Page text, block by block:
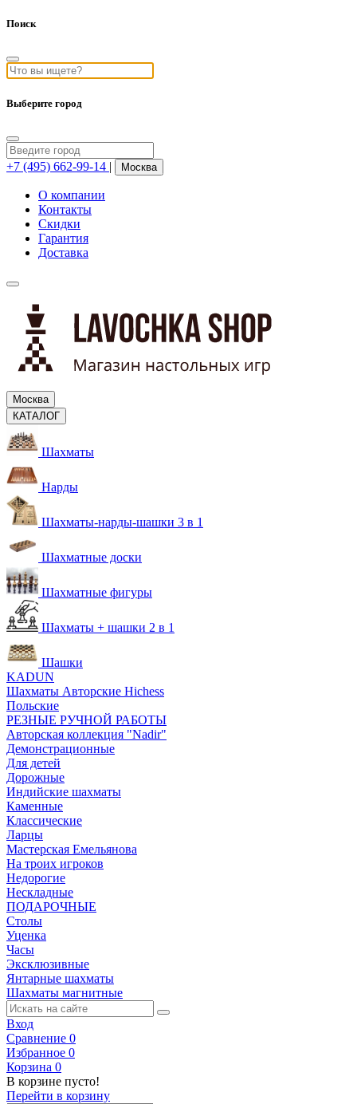
Поиск
Выберите город
+7 (495) 662-99-14 | Москва
О компании
Контакты
Скидки
Гарантия
Доставка
Москва
КАТАЛОГ
Шахматы
Нарды
Шахматы-нарды-шашки 3 в 1
Шахматные доски
Шахматные фигуры
Шахматы + шашки 2 в 1
Шашки
KADUN
Шахматы Авторские Hichess
Польские
РЕЗНЫЕ РУЧНОЙ РАБОТЫ
Авторская коллекция "Nadir"
Демонстрационные
Для детей
Дорожные
Индийские шахматы
Каменные
Классические
Ларцы
Мастерская Емельянова
На троих игроков
Недорогие
Нескладные
ПОДАРОЧНЫЕ
Столы
Уценка
Часы
Эксклюзивные
Янтарные шахматы
Шахматы магнитные
Вход
Сравнение 0
Избранное 0
Корзина 0
В корзине пусто!
Перейти в корзину